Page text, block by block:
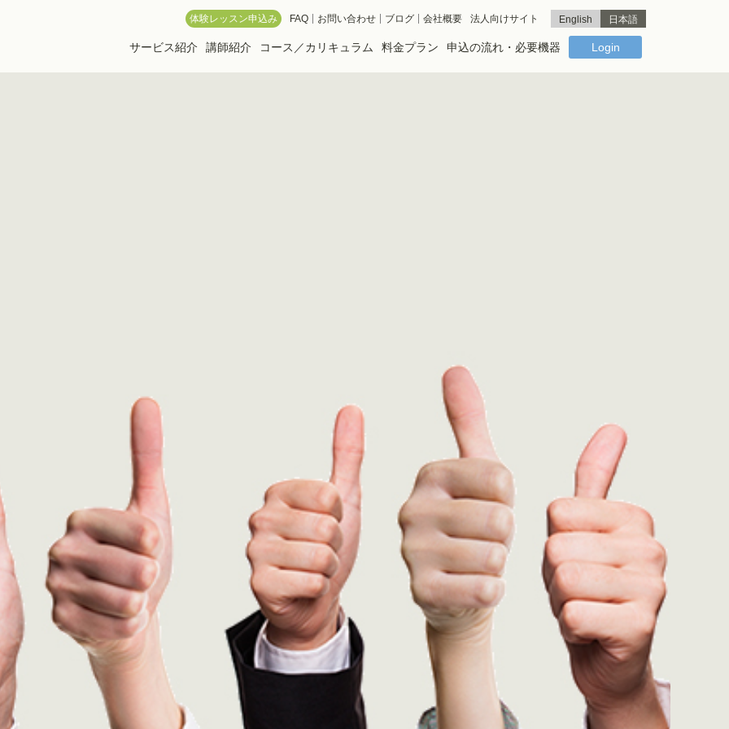
サービス紹介 講師紹介 コース／カリキュラム 料金プラン 申込の流れ・必要機器 Login
体験レッスン申込み FAQ お問い合わせ ブログ 会社概要 法人向けサイト English 日本語